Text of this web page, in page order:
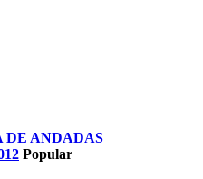
DE ANDADAS
Popular